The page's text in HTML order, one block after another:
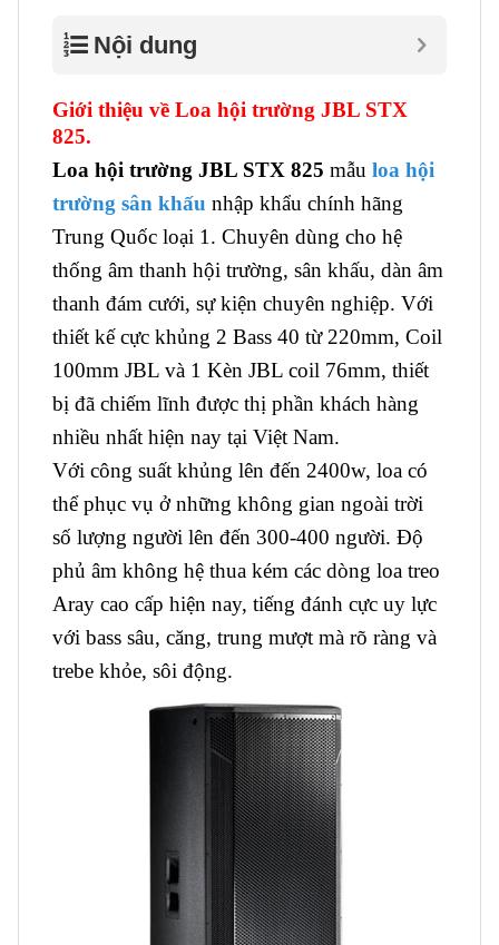
Nội dung
Giới thiệu về Loa hội trường JBL STX
825.
Loa hội trường JBL STX 825 mẫu loa hội
trường sân khấu nhập khẩu chính hãng
Trung Quốc loại 1. Chuyên dùng cho hệ
thống âm thanh hội trường, sân khấu, dàn âm
thanh đám cưới, sự kiện chuyên nghiệp. Với
thiết kế cực khủng 2 Bass 40 từ 220mm, Coil
100mm JBL và 1 Kèn JBL coil 76mm, thiết
bị đã chiếm lĩnh được thị phần khách hàng
nhiều nhất hiện nay tại Việt Nam.
Với công suất khủng lên đến 2400w, loa có
thể phục vụ ở những không gian ngoài trời
số lượng người lên đến 300-400 người. Độ
phủ âm không hệ thua kém các dòng loa treo
Aray cao cấp hiện nay, tiếng đánh cực uy lực
với bass sâu, căng, trung mượt mà rõ ràng và
trebe khỏe, sôi động.